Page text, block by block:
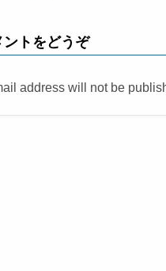
ントをどうぞ
address will not be